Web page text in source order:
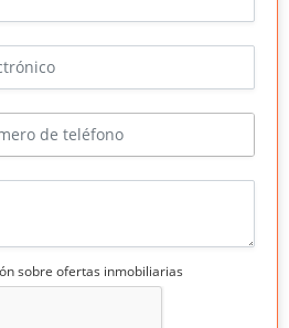
sobre ofertas inmobiliarias